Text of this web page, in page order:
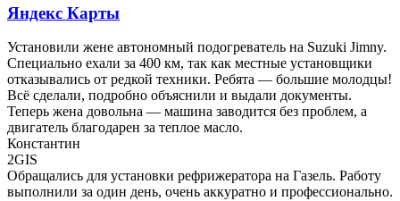
Яндекс Карты
Установили жене автономный подогреватель на Suzuki Jimny.
Специально ехали за 400 км, так как местные установщики
отказывались от редкой техники. Ребята — большие молодцы!
Всё сделали, подробно объяснили и выдали документы.
Теперь жена довольна — машина заводится без проблем, а
двигатель благодарен за теплое масло.
​Константин
2GIS
Обращались для установки рефрижератора на Газель. Работу
выполнили за один день, очень аккуратно и профессионально.